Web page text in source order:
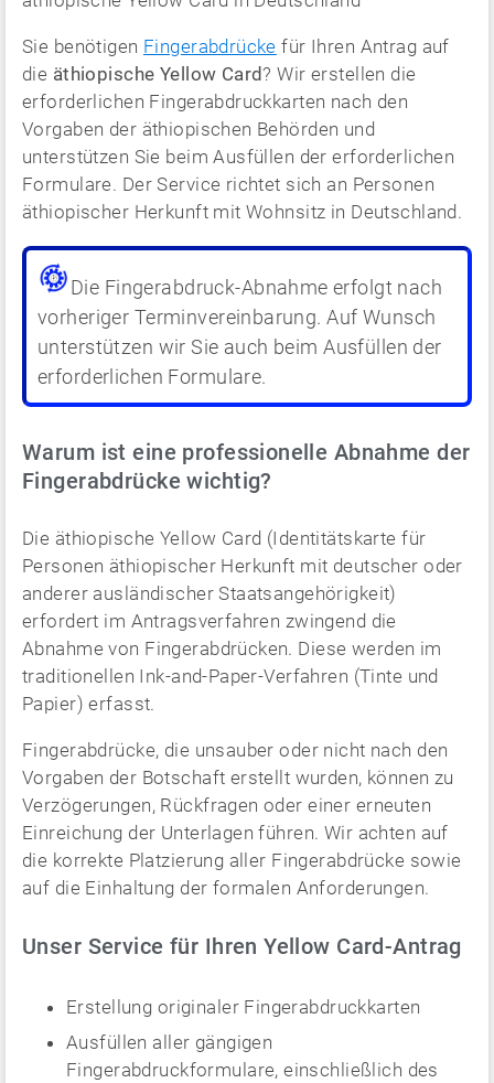
Sie benötigen Fingerabdrücke für Ihren Antrag auf
die äthiopische Yellow Card? Wir erstellen die
erforderlichen Fingerabdruckkarten nach den
Vorgaben der äthiopischen Behörden und
unterstützen Sie beim Ausfüllen der erforderlichen
Formulare. Der Service richtet sich an Personen
äthiopischer Herkunft mit Wohnsitz in Deutschland.
Die Fingerabdruck-Abnahme erfolgt nach
vorheriger Terminvereinbarung. Auf Wunsch
unterstützen wir Sie auch beim Ausfüllen der
erforderlichen Formulare.
Warum ist eine professionelle Abnahme der
Fingerabdrücke wichtig?
Die äthiopische Yellow Card (Identitätskarte für
Personen äthiopischer Herkunft mit deutscher oder
anderer ausländischer Staatsangehörigkeit)
erfordert im Antragsverfahren zwingend die
Abnahme von Fingerabdrücken. Diese werden im
traditionellen Ink-and-Paper-Verfahren (Tinte und
Papier) erfasst.
Fingerabdrücke, die unsauber oder nicht nach den
Vorgaben der Botschaft erstellt wurden, können zu
Verzögerungen, Rückfragen oder einer erneuten
Einreichung der Unterlagen führen. Wir achten auf
die korrekte Platzierung aller Fingerabdrücke sowie
auf die Einhaltung der formalen Anforderungen.
Unser Service für Ihren Yellow Card-Antrag
Erstellung originaler Fingerabdruckkarten
Ausfüllen aller gängigen
Fingerabdruckformulare, einschließlich des